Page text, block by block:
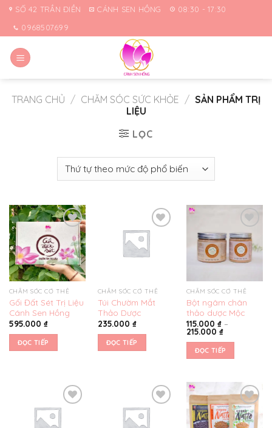
Skip
content
SỐ 42 TRẦN ĐIỀN CÁNH SEN HỒNG
08:30 - 17:30
0968507699
TRANG CHỦ / CHĂM SÓC SỨC KHỎE / SẢN PHẨM TRỊ
LIỆU
LỌC
Yêu
thích
CHĂM SÓC CƠ THỂ
Gối Đất Sét Trị Liệu
Cánh Sen Hồng
595.000 ₫
ĐỌC TIẾP
CHĂM SÓC CƠ THỂ
Túi Chườm Mắt
Thảo Dược
235.000 ₫
ĐỌC TIẾP
Yêu
thích
CHĂM SÓC CƠ THỂ
Bột ngâm chân
thảo dược Mộc
115.000 ₫–
215.000 ₫
ĐỌC TIẾP
Yêu
thích